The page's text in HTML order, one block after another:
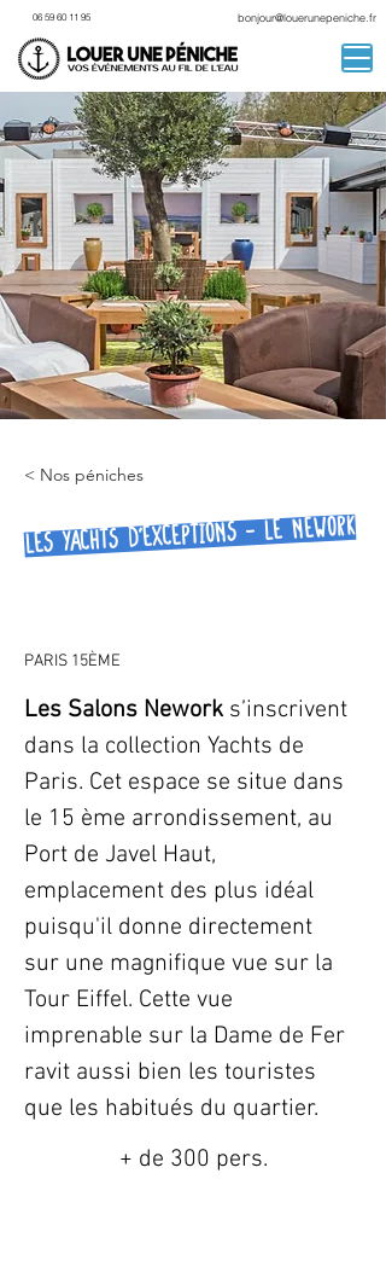
06 59 60 11 95 bonjour@louerunepeniche.fr
< Nos péniches
Les Yachts d'exceptions - Le Nework
PARIS 15ÈME
Les Salons Nework s’inscrivent
dans la collection Yachts de
Paris. Cet espace se situe dans
le 15 ème arrondissement, au
Port de Javel Haut,
emplacement des plus idéal
puisqu'il donne directement
sur une magnifique vue sur la
Tour Eiffel. Cette vue
imprenable sur la Dame de Fer
ravit aussi bien les touristes
que les habitués du quartier.
+ de 300 pers.